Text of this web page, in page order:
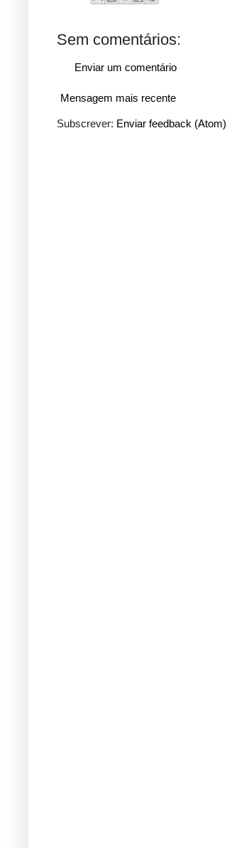
Sem comentários:
Enviar um comentário
Mensagem mais recente
Subscrever: Enviar feedback (Atom)